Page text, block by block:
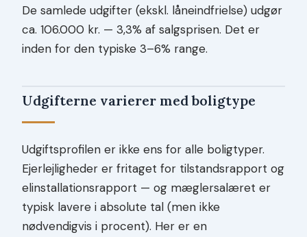
De samlede udgifter (ekskl. låneindfrielse) udgør
ca. 106.000 kr. — 3,3% af salgsprisen. Det er
inden for den typiske 3–6% range.
Udgifterne varierer med boligtype
Udgiftsprofilen er ikke ens for alle boligtyper.
Ejerlejligheder er fritaget for tilstandsrapport og
elinstallationsrapport — og mæglersalæret er
typisk lavere i absolute tal (men ikke
nødvendigvis i procent). Her er en